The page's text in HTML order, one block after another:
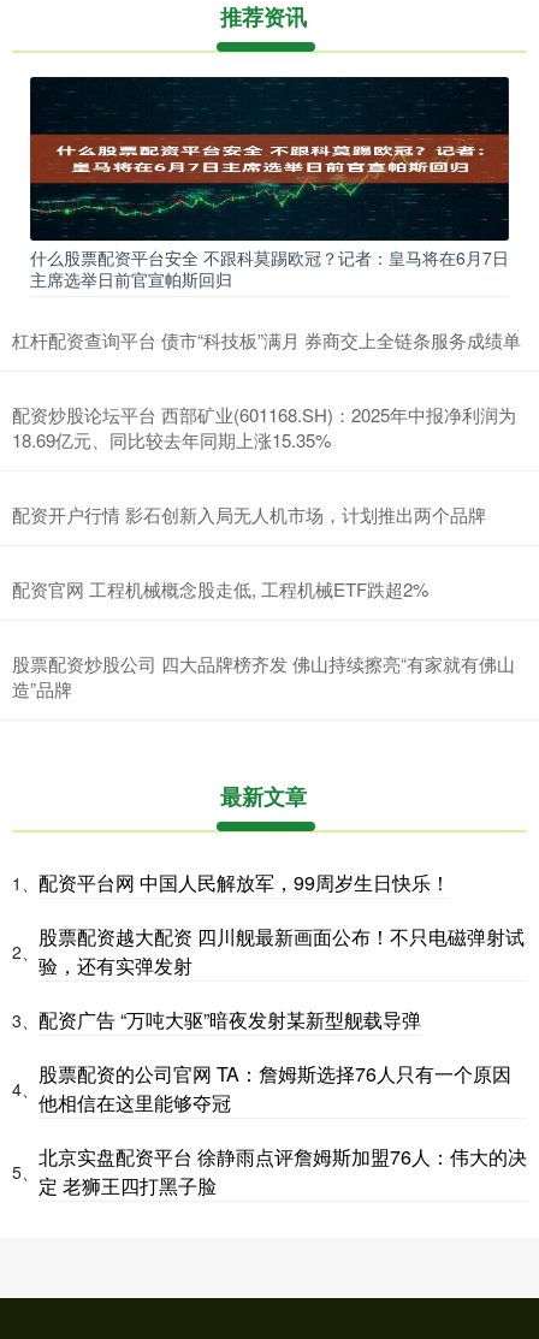
推荐资讯
什么股票配资平台安全 不跟科莫踢欧冠？记者：皇马将在6月7日
主席选举日前官宣帕斯回归
杠杆配资查询平台 债市“科技板”满月 券商交上全链条服务成绩单
配资炒股论坛平台 西部矿业(601168.SH)：2025年中报净利润为
18.69亿元、同比较去年同期上涨15.35%
配资开户行情 影石创新入局无人机市场，计划推出两个品牌
配资官网 工程机械概念股走低, 工程机械ETF跌超2%
股票配资炒股公司 四大品牌榜齐发 佛山持续擦亮“有家就有佛山
造”品牌
最新文章
1、 配资平台网 中国人民解放军，99周岁生日快乐！
2、
股票配资越大配资 四川舰最新画面公布！不只电磁弹射试
验，还有实弹发射
3、 配资广告 “万吨大驱”暗夜发射某新型舰载导弹
4、
股票配资的公司官网 TA：詹姆斯选择76人只有一个原因
他相信在这里能够夺冠
5、
北京实盘配资平台 徐静雨点评詹姆斯加盟76人：伟大的决
定 老狮王四打黑子脸